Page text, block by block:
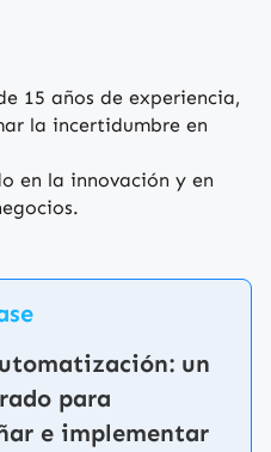
15 años de experiencia,
la incertidumbre en
en la innovación y en
un
para
e implementar